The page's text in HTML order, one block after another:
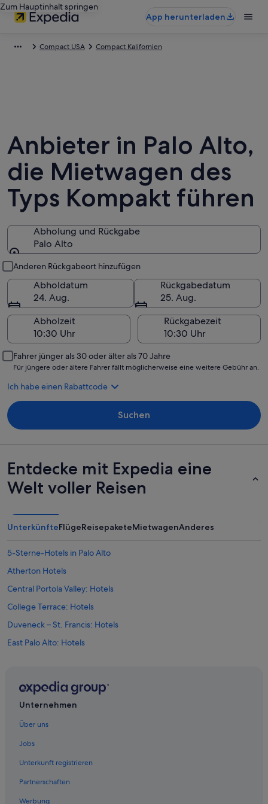
Zum Hauptinhalt springen
App herunterladen
Compact USA Compact Kalifornien
Anbieter in Palo Alto,
die Mietwagen des
Typs Kompakt führen
Abholung und Rückgabe
Palo Alto
Anderen Rückgabeort hinzufügen
Abholdatum
24. Aug.
Rückgabedatum
25. Aug.
Abholzeit
Rückgabezeit
Fahrer jünger als 30 oder älter als 70 Jahre
Für jüngere oder ältere Fahrer fällt möglicherweise eine weitere Gebühr an.
Ich habe einen Rabattcode
Suchen
Entdecke mit Expedia eine
Welt voller Reisen
UnterkünfteFlügeReisepaketeMietwagenAnderes
5-Sterne-Hotels in Palo Alto
Atherton Hotels
Central Portola Valley: Hotels
College Terrace: Hotels
Duveneck – St. Francis: Hotels
East Palo Alto: Hotels
Hotels nahe Santa Clara County
Hyattvacations Supechain Hotels in Menlo Park
Pensionen in Menlo Park
Unternehmen
Über uns
Jobs
Unterkunft registrieren
Partnerschaften
Werbung